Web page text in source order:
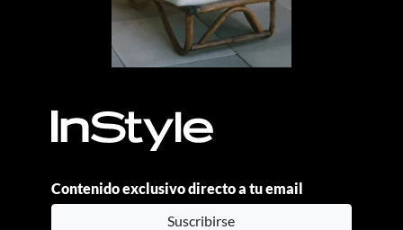
Contenido exclusivo directo a tu email
Suscribirse